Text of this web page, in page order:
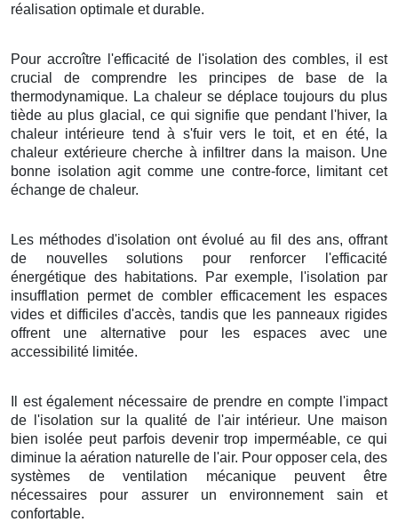
réalisation optimale et durable.
Pour accroître l'efficacité de l'isolation des combles, il est
crucial de comprendre les principes de base de la
thermodynamique. La chaleur se déplace toujours du plus
tiède au plus glacial, ce qui signifie que pendant l'hiver, la
chaleur intérieure tend à s'fuir vers le toit, et en été, la
chaleur extérieure cherche à infiltrer dans la maison. Une
bonne isolation agit comme une contre-force, limitant cet
échange de chaleur.
Les méthodes d'isolation ont évolué au fil des ans, offrant
de nouvelles solutions pour renforcer l'efficacité
énergétique des habitations. Par exemple, l'isolation par
insufflation permet de combler efficacement les espaces
vides et difficiles d'accès, tandis que les panneaux rigides
offrent une alternative pour les espaces avec une
accessibilité limitée.
Il est également nécessaire de prendre en compte l'impact
de l'isolation sur la qualité de l'air intérieur. Une maison
bien isolée peut parfois devenir trop imperméable, ce qui
diminue la aération naturelle de l'air. Pour opposer cela, des
systèmes de ventilation mécanique peuvent être
nécessaires pour assurer un environnement sain et
confortable.